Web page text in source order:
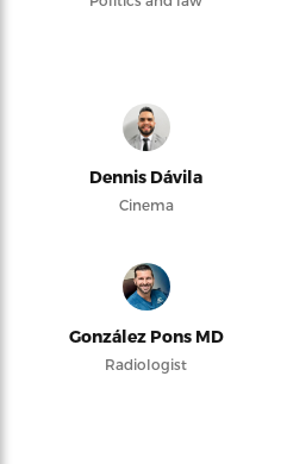
Dennis Dávila
Cinema
González Pons MD
Radiologist